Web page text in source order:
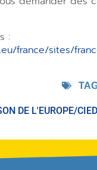
:
france/sites/
DE L'EUROPE/